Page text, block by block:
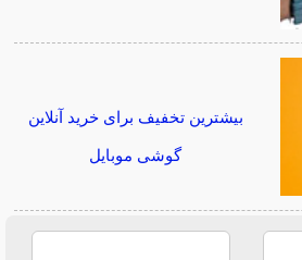
بیشترین تخفیف برای خرید آنلاین
گوشی موبایل